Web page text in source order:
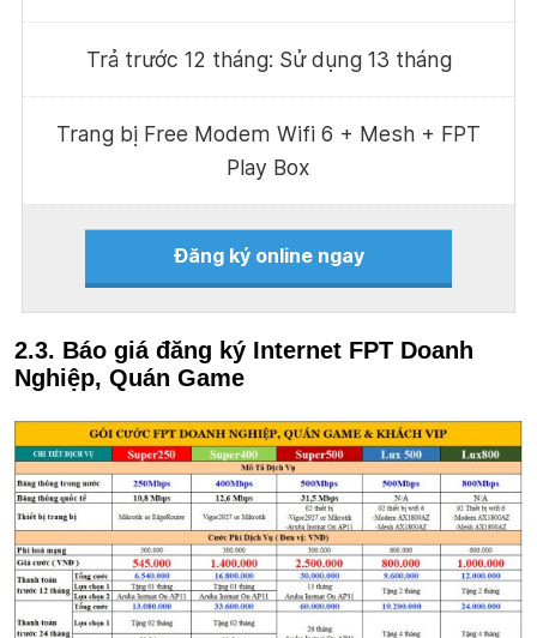
Trả trước 12 tháng: Sử dụng 13 tháng
Trang bị Free Modem Wifi 6 + Mesh + FPT
Play Box
Đăng ký online ngay
2.3. Báo giá đăng ký Internet FPT Doanh
Nghiệp, Quán Game